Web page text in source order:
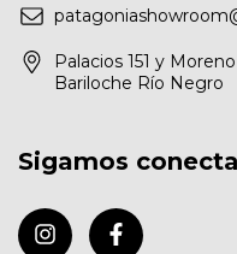
Palacios 151 y
Bariloche Río Negro
Sigamos